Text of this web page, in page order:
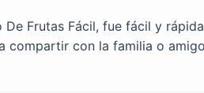
Frutas Fácil, fue fácil y
compartir con la familia o